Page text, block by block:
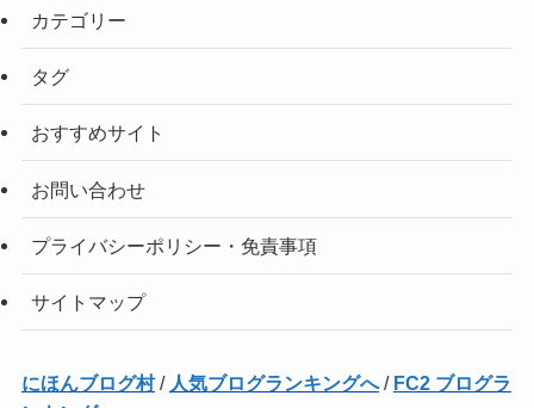
カテゴリー
タグ
おすすめサイト
お問い合わせ
プライバシーポリシー・免責事項
サイトマップ
にほんブログ村/ 人気ブログランキングへ/ FC2 ブログラ